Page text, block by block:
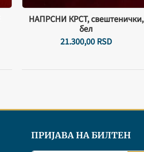
НАПРСНИ КРСТ, свештенички,
бел
21.300,00 RSD
ПРИЈАВА НА БИЛТЕН